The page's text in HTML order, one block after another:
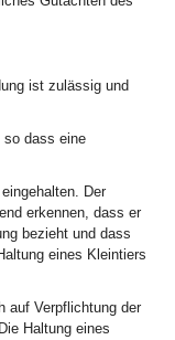
ist zulässig und
so dass eine
Der
erkennen, dass er
bezieht und dass
eines Kleintiers
auf Verpflichtung der
Haltung eines